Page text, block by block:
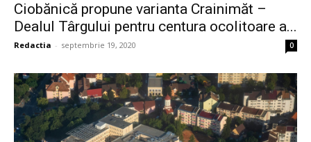
Ciobănică propune varianta Crainimăt –
Dealul Târgului pentru centura ocolitoare a...
Redactia - septembrie 19, 2020 0